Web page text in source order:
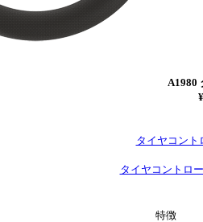
A1980
タイヤコント
タイヤコントロ
特徴